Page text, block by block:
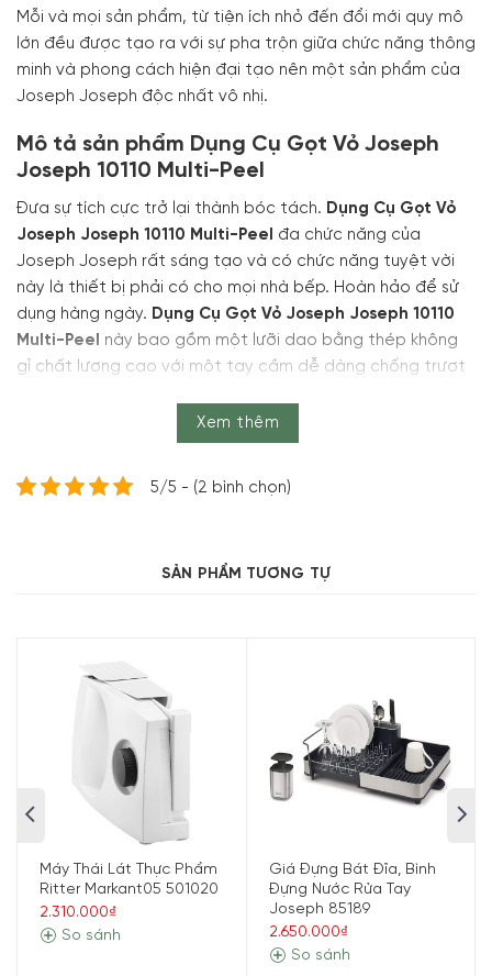
Mỗi và mọi sản phẩm, từ tiện ích nhỏ đến đổi mới quy mô
lớn đều được tạo ra với sự pha trộn giữa chức năng thông
minh và phong cách hiện đại tạo nên một sản phẩm của
Joseph Joseph độc nhất vô nhị.
Mô tả sản phẩm Dụng Cụ Gọt Vỏ Joseph
Joseph 10110 Multi-Peel
Đưa sự tích cực trở lại thành bóc tách. Dụng Cụ Gọt Vỏ
Joseph Joseph 10110 Multi-Peel
đa chức năng của
Joseph Joseph rất sáng tạo và có chức năng tuyệt vời
này là thiết bị phải có cho mọi nhà bếp. Hoàn hảo để sử
dụng hàng ngày. Dụng Cụ Gọt Vỏ Joseph Joseph 10110
Multi-Peel này bao gồm một lưỡi dao bằng thép không
gỉ chất lượng cao với một tay cầm dễ dàng chống trượt
gì tưởng tượng. Với hai tùy chọn gọt khác nhau
Gọt Vỏ Joseph Joseph 10110 Multi-Peel
Julienne cho các dải mịn cũng như một dao rãnh tiện
dụng để tạo trang trí. Dụng cụ thiết thực và phong cách
Xem thêm
5/5 - (2 bình chọn)
SẢN PHẨM TƯƠNG TỰ
Máy Thái Lát Thực Phẩm
Ritter Markant05 501020
2.310.000₫
So sánh
Giá Đựng Bát Đĩa, Bình
Đựng Nước Rửa Tay
Joseph 85189
2.650.000₫
So sánh